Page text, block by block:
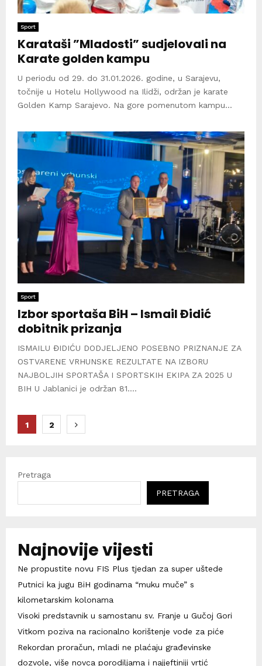
Sport
Karataši ”Mladosti” sudjelovali na
Karate golden kampu
U periodu od 29. do 31.01.2026. godine, u Sarajevu,
točnije u Hotelu Hollywood na Ilidži, održan je karate
Golden Kamp Sarajevo. Na gore pomenutom kampu...
Sport
Izbor sportaša BiH – Ismail Đidić
dobitnik prizanja
ISMAILU ĐIDIĆU DODJELJENO POSEBNO PRIZNANJE ZA
OSTVARENE VRHUNSKE REZULTATE NA IZBORU
NAJBOLJIH SPORTAŠA I SPORTSKIH EKIPA ZA 2025 U
BIH U Jablanici je održan 81....
Brojevi
objava
1 2
Pretraga
PRETRAGA
Najnovije vijesti
Ne propustite novu FIS Plus tjedan za super uštede
Putnici ka jugu BiH godinama “muku muče” s
kilometarskim kolonama
Visoki predstavnik u samostanu sv. Franje u Gučoj Gori
Vitkom poziva na racionalno korištenje vode za piće
Rekordan proračun, mladi ne plaćaju građevinske
dozvole, više novca porodiljama i najjeftiniji vrtić